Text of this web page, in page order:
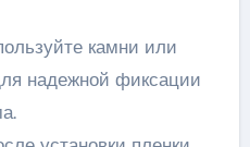
камни или
надежной фиксации